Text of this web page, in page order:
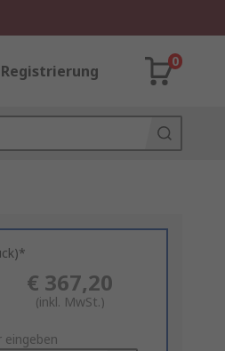
0
€ 367,20
(inkl. MwSt.)
eingeben